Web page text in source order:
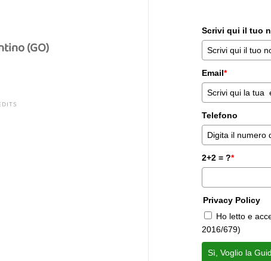
(GO)
Scrivi qui il tuo
Email*
Telefono
2+2 = ?*
Privacy Policy
Ho letto e
2016/679)
Sì, Voglio la